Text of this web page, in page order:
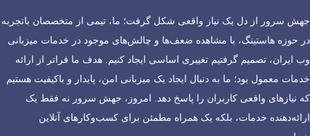
جهش سرور از دل یک نیاز واقعی شکل گرفت؛ ما، تیمی از متخصصان باتجربه
در حوزه هاستینگ، با مشاهده ضعف‌ها و چالش‌های موجود در خدمات میزبانی
وب ایران، تصمیم گرفتیم تغییری اساسی ایجاد کنیم. هدف ما فراتر از ارائه
خدمات معمول بود؛ ما به دنبال ایجاد یک میزبانی امن، پایدار و باکیفیت هستیم
که نیازهای واقعی کاربران را پاسخ دهد. امروز، جهش سرور نه فقط یک
ارائه‌دهنده خدمات، بلکه یک همراه مطمئن برای کسب‌وکارهای آنلاین